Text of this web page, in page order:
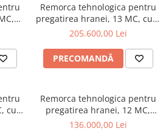
Remorca tehnologica pentru
pregatirea hranei, 13 MC, cu 2
snecuri, sistem vertical,
205.600,00 Lei
PRECOMANDĂ
cu 2
Remorca tehnologica pentru
pregatirea hranei, 12 MC,
sistem vertical, Fider 12-Eko
136.000,00 Lei